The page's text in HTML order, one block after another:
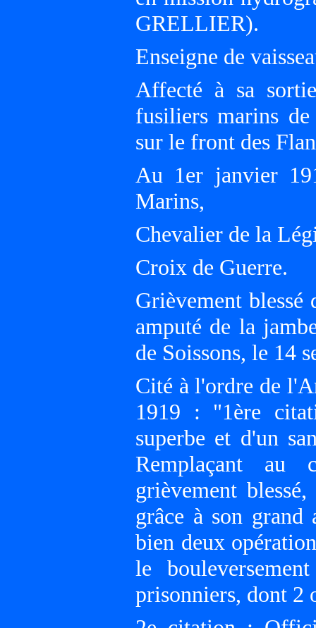
GRELLIER).
Enseigne de
Affecté à sa
fusiliers marins
sur le front des
Au 1er janvier
Marins,
Chevalier de la
Croix de Guerre.
Grièvement blessé
amputé de la
de Soissons, le 14
Cité à l'ordre de
1919 : "1ère
superbe et d'un
Remplaçant au
grièvement
grâce à son grand
bien deux
le
prisonniers, dont 2